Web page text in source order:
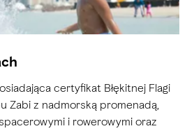
certyfikat Błękitnej Flagi
Zabi z nadmorską promenadą,
i rowerowymi oraz